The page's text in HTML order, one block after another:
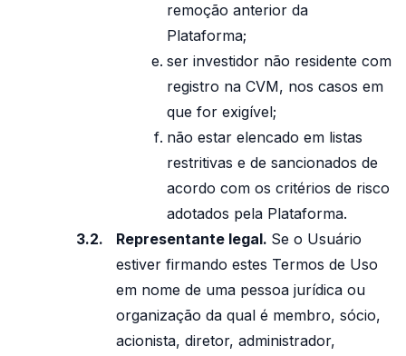
remoção anterior da
Plataforma;
ser investidor não residente com
registro na CVM, nos casos em
que for exigível;
não estar elencado em listas
restritivas e de sancionados de
acordo com os critérios de risco
adotados pela Plataforma.
Representante legal. Se o Usuário
estiver firmando estes Termos de Uso
em nome de uma pessoa jurídica ou
organização da qual é membro, sócio,
acionista, diretor, administrador,